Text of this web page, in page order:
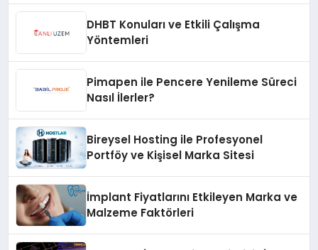
DHBT Konuları ve Etkili Çalışma
Yöntemleri
Pimapen ile Pencere Yenileme Süreci
Nasıl İlerler?
Bireysel Hosting ile Profesyonel
Portföy ve Kişisel Marka Sitesi
İmplant Fiyatlarını Etkileyen Marka ve
Malzeme Faktörleri